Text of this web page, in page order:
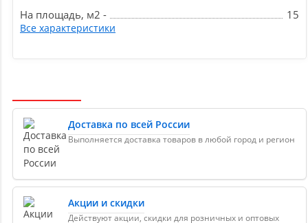
На площадь, м2 - 15
Все характеристики
Доставка по всей России
Выполняется доставка товаров в любой город и регион
Акции и скидки
Действуют акции, скидки для розничных и оптовых